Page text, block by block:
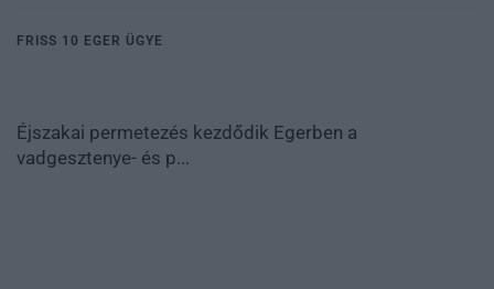
FRISS 10 EGER ÜGYE
Éjszakai permetezés kezdődik Egerben a
vadgesztenye- és p...